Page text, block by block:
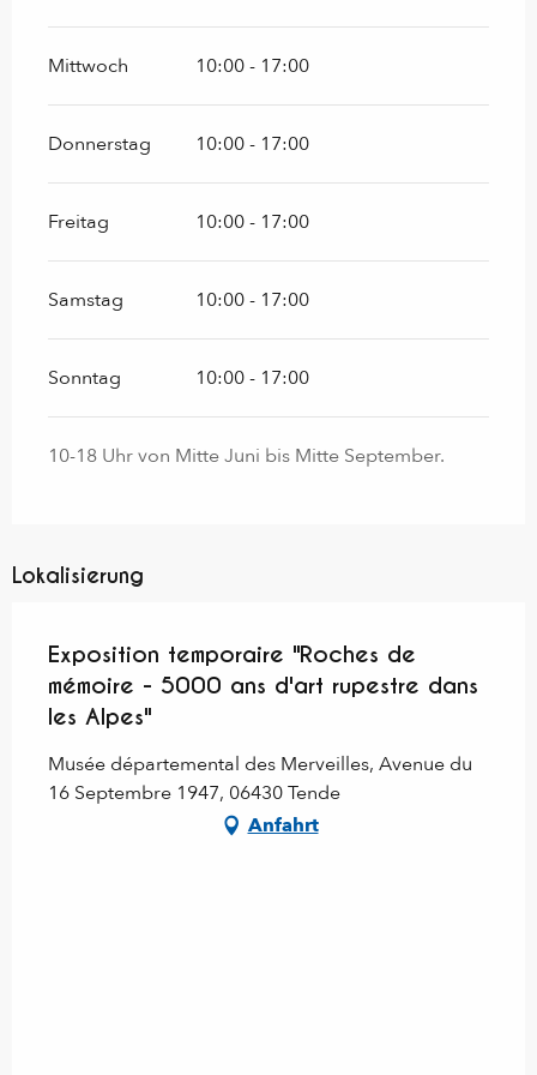
Mittwoch 10:00 - 17:00
Donnerstag 10:00 - 17:00
Freitag 10:00 - 17:00
Samstag 10:00 - 17:00
Sonntag 10:00 - 17:00
10-18 Uhr von Mitte Juni bis Mitte September.
Lokalisierung
Exposition temporaire "Roches de
mémoire - 5000 ans d'art rupestre dans
les Alpes"
Musée départemental des Merveilles, Avenue du
16 Septembre 1947, 06430 Tende
Anfahrt